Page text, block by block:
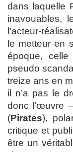
dans laquelle
inavouables,
l’acteur-
le metteur en
époque,
pseudo
treize ans en
il n’a pas le
donc l’œuvre
(Pirates),
critique et
être un